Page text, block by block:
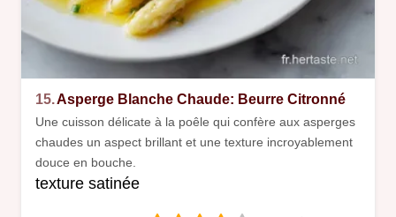
15.Asperge Blanche Chaude: Beurre Citronné
Une cuisson délicate à la poêle qui confère aux asperges
chaudes un aspect brillant et une texture incroyablement
douce en bouche.
texture satinée